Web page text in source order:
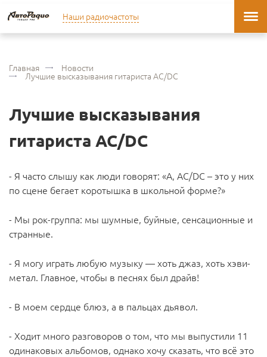
Наши радиочастоты
Главная Новости
Лучшие высказывания гитариста AC/DC
Лучшие высказывания
гитариста AC/DC
- Я часто слышу как люди говорят: «А, AC/DC – это у них
по сцене бегает коротышка в школьной форме?»
- Мы рок-группа: мы шумные, буйные, сенсационные и
странные.
- Я могу играть любую музыку — хоть джаз, хоть хэви-
метал. Главное, чтобы в песнях был драйв!
- В моем сердце блюз, а в пальцах дьявол.
- Ходит много разговоров о том, что мы выпустили 11
одинаковых альбомов, однако хочу сказать, что всё это